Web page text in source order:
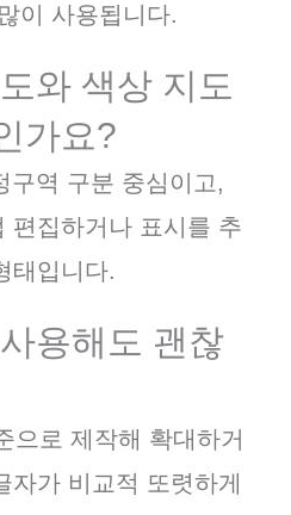
이 사용됩니다.
와 색상 지도
가요?
구역 구분 중심이고,
편집하거나 표시를 추
태입니다.
용해도 괜찮
으로 제작해 확대하거
자가 비교적 또렷하게